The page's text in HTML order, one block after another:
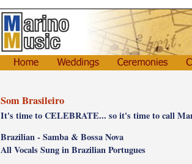
Som Brasileiro
It's time to CELEBRATE... so it's time to call
Brazilian - Samba & Bossa Nova
All Vocals Sung in Brazilian Portugues